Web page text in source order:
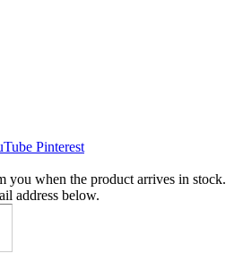
Pinterest
you when the product arrives in stock.
address below.